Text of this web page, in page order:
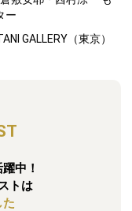
ー
GALLERY（東京）
中！
トは
た